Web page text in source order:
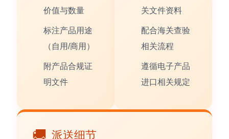
价值与数量
标注产品用途
（自用/商用）
附产品合规证
明文件
关文件资料
配合海关查验
相关流程
遵循电子产品
进口相关规定
🚚 派送细节